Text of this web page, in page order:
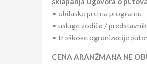
• obilaske prema programu
• usluge vodiča /
• troškove ogranizacije
CENA ARANŽMANA NE